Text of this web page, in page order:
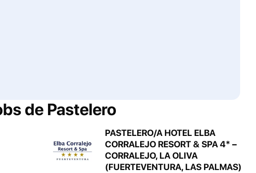
de Pastelero
PASTELERO/A HOTEL ELBA
CORRALEJO RESORT & SPA 4* –
CORRALEJO, LA OLIVA
(FUERTEVENTURA, LAS PALMAS)